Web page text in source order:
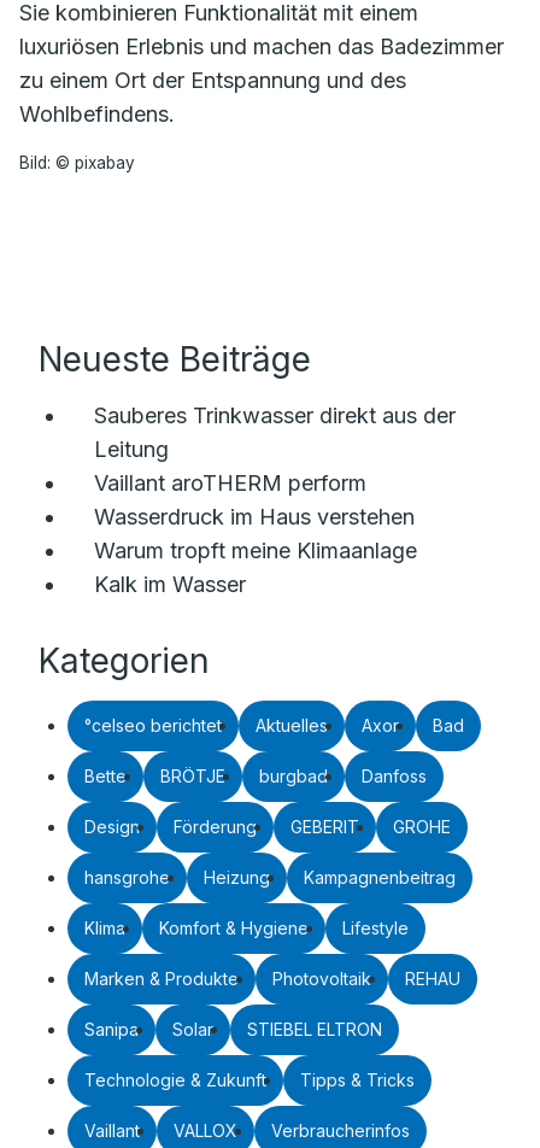
Sie kombinieren Funktionalität mit einem
luxuriösen Erlebnis und machen das Badezimmer
zu einem Ort der Entspannung und des
Wohlbefindens.
Bild: © pixabay
Neueste Beiträge
Sauberes Trinkwasser direkt aus der
Leitung
Vaillant aroTHERM perform
Wasserdruck im Haus verstehen
Warum tropft meine Klimaanlage
Kalk im Wasser
Kategorien
°celseo berichtet Aktuelles Axor Bad
Bette BRÖTJE burgbad Danfoss
Design Förderung GEBERIT GROHE
hansgrohe Heizung Kampagnenbeitrag
Klima Komfort & Hygiene Lifestyle
Marken & Produkte Photovoltaik REHAU
Sanipa Solar STIEBEL ELTRON
Technologie & Zukunft Tipps & Tricks
Vaillant VALLOX Verbraucherinfos